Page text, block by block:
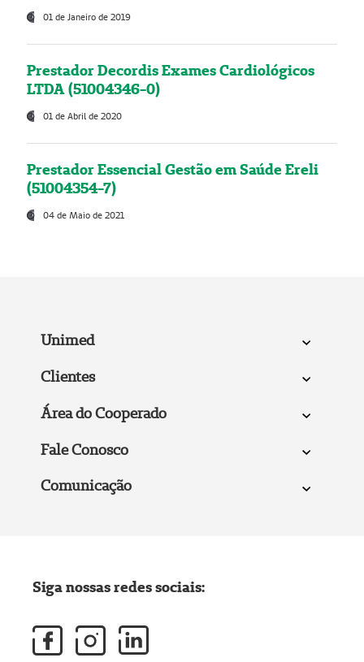
01 de Janeiro de 2019
Prestador Decordis Exames Cardiológicos
LTDA (51004346-0)
01 de Abril de 2020
Prestador Essencial Gestão em Saúde Ereli
(51004354-7)
04 de Maio de 2021
Unimed
Clientes
Área do Cooperado
Fale Conosco
Comunicação
Siga nossas redes sociais: